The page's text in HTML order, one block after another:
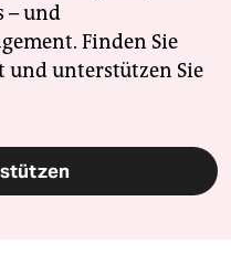
– und
Finden Sie
und unterstützen Sie